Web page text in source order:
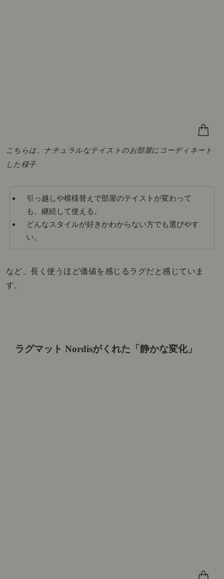
こちらは、ナチュラルなテイストのお部屋にコーディネート
した様子
引っ越しや模様替えで部屋のテイストが変わって
も、継続して使える。
どんなスタイルが好きかわからない方でも選びやす
い。
など、長く使うほど価値を感じるラグだと感じていま
す。
ラグマット Nordisがくれた「静かな変化」